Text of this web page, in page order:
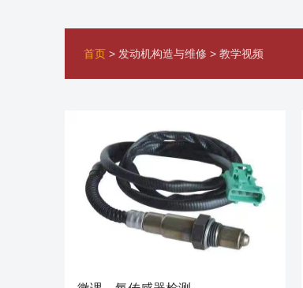
首页 > 发动机构造与维修 > 教学视频